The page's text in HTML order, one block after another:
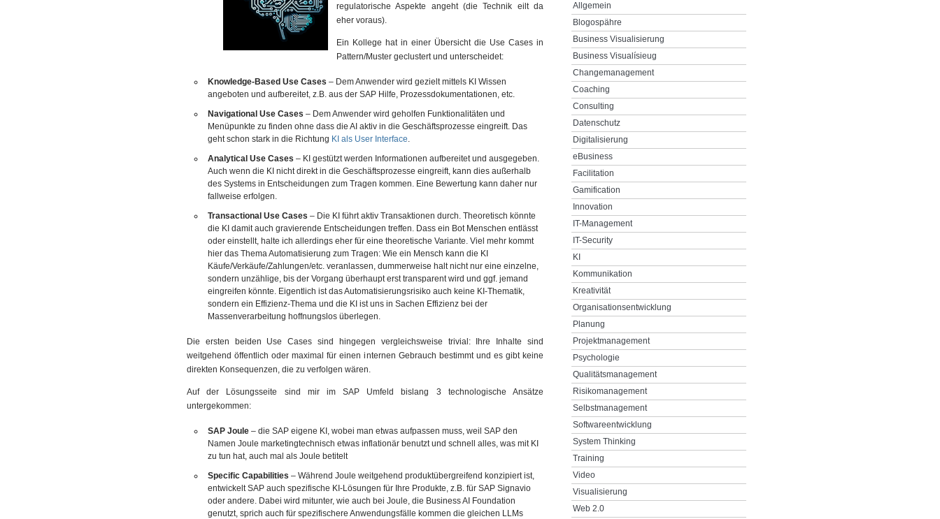
regulatorische Aspekte angeht (die Technik eilt da
eher voraus).
Ein Kollege hat in einer Übersicht die Use Cases in
Pattern/Muster geclustert und unterscheidet:
Knowledge-Based Use Cases – Dem Anwender wird gezielt mittels KI Wissen
angeboten und aufbereitet, z.B. aus der SAP Hilfe, Prozessdokumentationen, etc.
Navigational Use Cases – Dem Anwender wird geholfen Funktionalitäten und
Menüpunkte zu finden ohne dass die AI aktiv in die Geschäftsprozesse eingreift. Das
geht schon stark in die Richtung KI als User Interface.
Analytical Use Cases – KI gestützt werden Informationen aufbereitet und ausgegeben.
Auch wenn die KI nicht direkt in die Geschäftsprozesse eingreift, kann dies außerhalb
des Systems in Entscheidungen zum Tragen kommen. Eine Bewertung kann daher nur
fallweise erfolgen.
Transactional Use Cases – Die KI führt aktiv Transaktionen durch. Theoretisch könnte
die KI damit auch gravierende Entscheidungen treffen. Dass ein Bot Menschen entlässt
oder einstellt, halte ich allerdings eher für eine theoretische Variante. Viel mehr kommt
hier das Thema Automatisierung zum Tragen: Wie ein Mensch kann die KI
Käufe/Verkäufe/Zahlungen/etc. veranlassen, dummerweise halt nicht nur eine einzelne,
sondern unzählige, bis der Vorgang überhaupt erst transparent wird und ggf. jemand
eingreifen könnte. Eigentlich ist das Automatisierungsrisiko auch keine KI-Thematik,
sondern ein Effizienz-Thema und die KI ist uns in Sachen Effizienz bei der
Massenverarbeitung hoffnungslos überlegen.
Die ersten beiden Use Cases sind hingegen vergleichsweise trivial: Ihre Inhalte sind
weitgehend öffentlich oder maximal für einen internen Gebrauch bestimmt und es gibt keine
direkten Konsequenzen, die zu verfolgen wären.
Auf der Lösungsseite sind mir im SAP Umfeld bislang 3 technologische Ansätze
untergekommen:
SAP Joule – die SAP eigene KI, wobei man etwas aufpassen muss, weil SAP den
Namen Joule marketingtechnisch etwas inflationär benutzt und schnell alles, was mit KI
zu tun hat, auch mal als Joule betitelt
Specific Capabilities – Während Joule weitgehend produktübergreifend konzipiert ist,
entwickelt SAP auch spezifische KI-Lösungen für Ihre Produkte, z.B. für SAP Signavio
oder andere. Dabei wird mitunter, wie auch bei Joule, die Business AI Foundation
genutzt, sprich auch für spezifischere Anwendungsfälle kommen die gleichen LLMs
Allgemein
Blogospähre
Business Visualisierung
Business Visualísieug
Changemanagement
Coaching
Consulting
Datenschutz
Digitalisierung
eBusiness
Facilitation
Gamification
Innovation
IT-Management
IT-Security
KI
Kommunikation
Kreativität
Organisationsentwicklung
Planung
Projektmanagement
Psychologie
Qualitätsmanagement
Risikomanagement
Selbstmanagement
Softwareentwicklung
System Thinking
Training
Video
Visualisierung
Web 2.0